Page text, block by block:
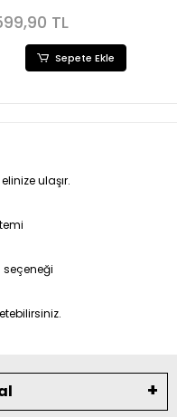
TL
Sepete Ekle
ulaşır.